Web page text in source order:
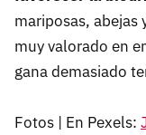
mariposas,
muy valorado en
gana demasiado
Fotos | En Pexels: